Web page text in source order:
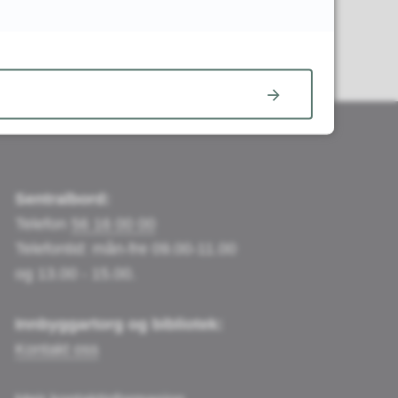
Sentralbord:
Telefon
Telefontid: mån-fre 09.00-11.00
og 13.00 - 15.00.
Innbyggartorg og bibliotek:
Kontakt oss